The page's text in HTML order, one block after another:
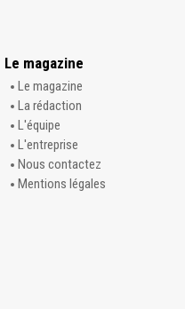
Le magazine
Le magazine
La rédaction
L'équipe
L'entreprise
Nous contactez
Mentions légales